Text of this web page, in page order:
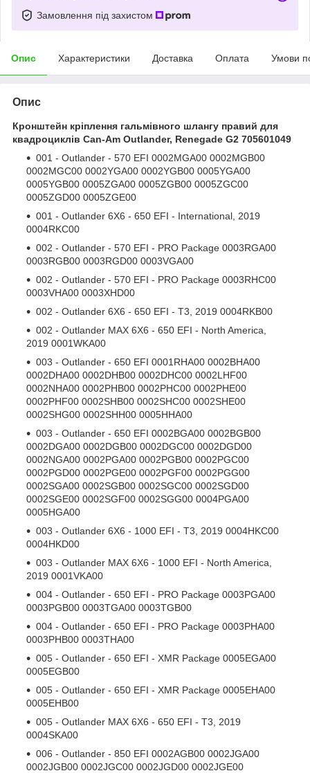
Замовлення під захистом
Опис Характеристики Доставка Оплата Умови
Опис
Кронштейн кріплення гальмівного шлангу правий для
квадроциклів Can-Am Outlander, Renegade G2 705601049
001 - Outlander - 570 EFI 0002MGA00 0002MGB00
0002MGC00 0002YGA00 0002YGB00 0005YGA00
0005YGB00 0005ZGA00 0005ZGB00 0005ZGC00
0005ZGD00 0005ZGE00
001 - Outlander 6X6 - 650 EFI - International, 2019
0004RKC00
002 - Outlander - 570 EFI - PRO Package 0003RGA00
0003RGB00 0003RGD00 0003VGA00
002 - Outlander - 570 EFI - PRO Package 0003RHC00
0003VHA00 0003XHD00
002 - Outlander 6X6 - 650 EFI - T3, 2019 0004RKB00
002 - Outlander MAX 6X6 - 650 EFI - North America,
2019 0001WKA00
003 - Outlander - 650 EFI 0001RHA00 0002BHA00
0002DHA00 0002DHB00 0002DHC00 0002LHF00
0002NHA00 0002PHB00 0002PHC00 0002PHE00
0002PHF00 0002SHB00 0002SHC00 0002SHE00
0002SHG00 0002SHH00 0005HHA00
003 - Outlander - 650 EFI 0002BGA00 0002BGB00
0002DGA00 0002DGB00 0002DGC00 0002DGD00
0002NGA00 0002PGA00 0002PGB00 0002PGC00
0002PGD00 0002PGE00 0002PGF00 0002PGG00
0002SGA00 0002SGB00 0002SGC00 0002SGD00
0002SGE00 0002SGF00 0002SGG00 0004PGA00
0005HGA00
003 - Outlander 6X6 - 1000 EFI - T3, 2019 0004HKC00
0004HKD00
003 - Outlander MAX 6X6 - 1000 EFI - North America,
2019 0001VKA00
004 - Outlander - 650 EFI - PRO Package 0003PGA00
0003PGB00 0003TGA00 0003TGB00
004 - Outlander - 650 EFI - PRO Package 0003PHA00
0003PHB00 0003THA00
005 - Outlander - 650 EFI - XMR Package 0005EGA00
0005EGB00
005 - Outlander - 650 EFI - XMR Package 0005EHA00
0005EHB00
005 - Outlander MAX 6X6 - 650 EFI - T3, 2019
0004SKA00
006 - Outlander - 850 EFI 0002AGB00 0002JGA00
0002JGB00 0002JGC00 0002JGD00 0002JGE00